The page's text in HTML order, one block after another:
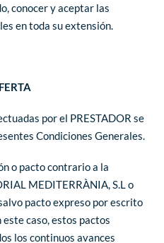
conocer y aceptar las
en toda su extensión.
por el PRESTADOR se
Condiciones Generales.
o pacto contrario a la
MEDITERRÀNIA, S.L o
pacto expreso por escrito
caso, estos pactos
los continuos avances